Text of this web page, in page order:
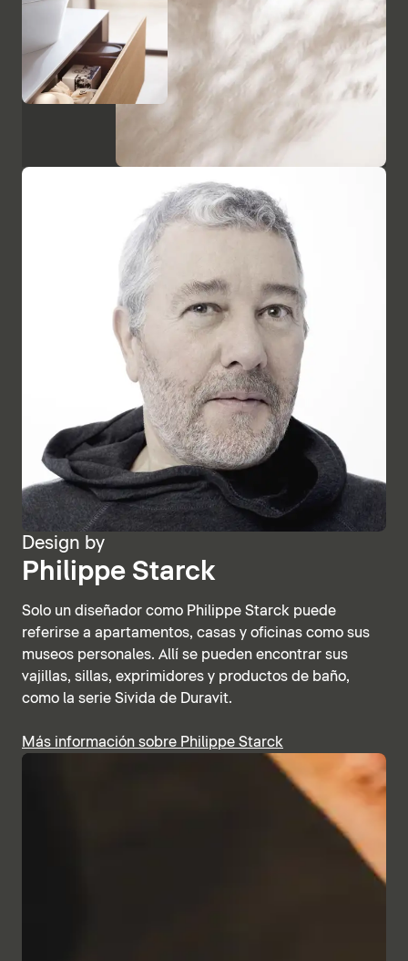
Design by
Philippe Starck
Solo un diseñador como Philippe Starck puede
referirse a apartamentos, casas y oficinas como sus
museos personales. Allí se pueden encontrar sus
vajillas, sillas, exprimidores y productos de baño,
como la serie Sivida de Duravit.
Más información sobre Philippe Starck